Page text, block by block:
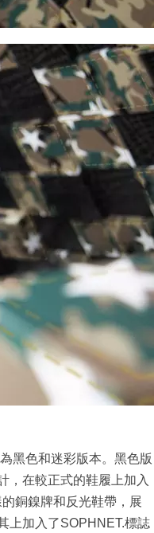
黑色和迷彩版本。黑色版
，在較正式的鞋履上加入
銅鎳牌和反光鞋帶，展
上加入了SOPHNET.標誌